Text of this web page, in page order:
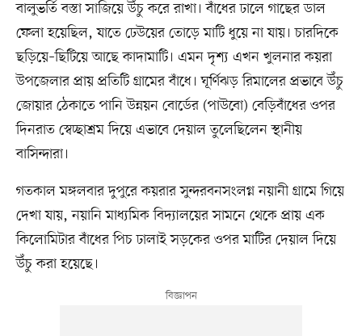
বালুভর্তি বস্তা সাজিয়ে উঁচু করে রাখা। বাঁধের ঢালে গাছের ডাল
ফেলা হয়েছিল, যাতে ঢেউয়ের তোড়ে মাটি ধুয়ে না যায়। চারদিকে
ছড়িয়ে–ছিটিয়ে আছে কাদামাটি। এমন দৃশ্য এখন খুলনার কয়রা
উপজেলার প্রায় প্রতিটি গ্রামের বাঁধে। ঘূর্ণিঝড় রিমালের প্রভাবে উঁচু
জোয়ার ঠেকাতে পানি উন্নয়ন বোর্ডের (পাউবো) বেড়িবাঁধের ওপর
দিনরাত স্বেচ্ছাশ্রম দিয়ে এভাবে দেয়াল তুলেছিলেন স্থানীয়
বাসিন্দারা।
গতকাল মঙ্গলবার দুপুরে কয়রার সুন্দরবনসংলগ্ন নয়ানী গ্রামে গিয়ে
দেখা যায়, নয়ানি মাধ্যমিক বিদ্যালয়ের সামনে থেকে প্রায় এক
কিলোমিটার বাঁধের পিচ ঢালাই সড়কের ওপর মাটির দেয়াল দিয়ে
উঁচু করা হয়েছে।